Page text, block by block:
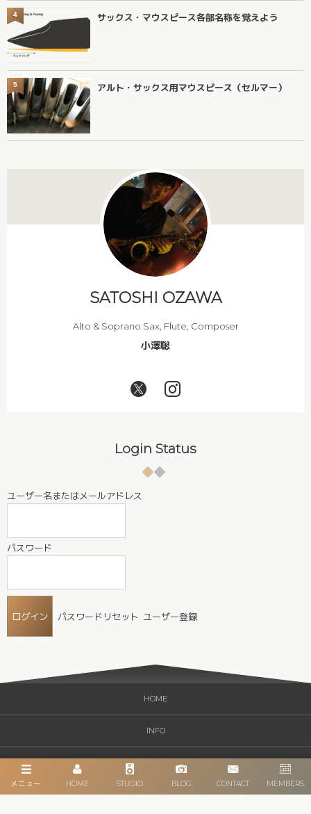
サックス・マウスピース各部名称を覚えよう
4
アルト・サックス用マウスピース（セルマー）
5
SATOSHI OZAWA
Alto & Soprano Sax, Flute, Composer
小澤聡
Login Status
ユーザー名またはメールアドレス
パスワード
パスワードリセット ユーザー登録
メニュー HOME STUDIO BLOG CONTACT MEMBERS
HOME
INFO
STUDIO